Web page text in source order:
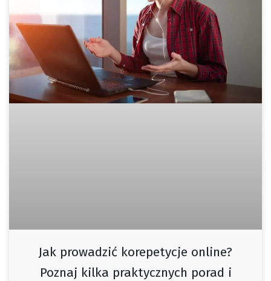
Jak prowadzić korepetycje online?
Poznaj kilka praktycznych porad i